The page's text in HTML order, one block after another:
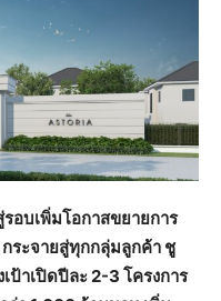
อบเพิ่มโอกาสขยายการ
ระจายสู่ทุกกลุ่มลูกค้า ชู
ป้าเปิดปีละ 2-3 โครงการ